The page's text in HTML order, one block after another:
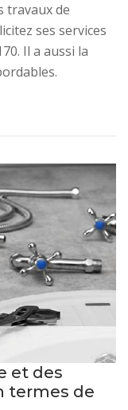
travaux de
ses services
Il a aussi la
et des
termes de